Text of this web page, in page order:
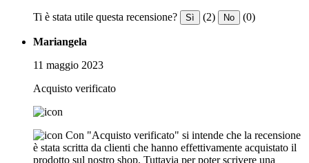
Ti è stata utile questa recensione? Sì (2) No (0)
Mariangela
11 maggio 2023
Acquisto verificato
Con "Acquisto verificato" si intende che la recensione
è stata scritta da clienti che hanno effettivamente acquistato il
prodotto sul nostro shop. Tuttavia per poter scrivere una